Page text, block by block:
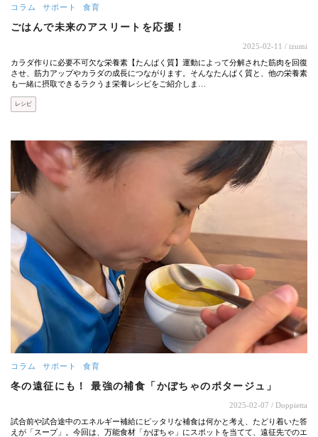
コラム サポート 食育
ごはんで未来のアスリートを応援！
2025-02-11 / izumi
カラダ作りに必要不可欠な栄養素【たんぱく質】運動によって分解された筋肉を回復
させ、筋力アップやカラダの成長につながります。そんなたんぱく質と、他の栄養素
も一緒に摂取できるラクうま栄養レシピをご紹介しま…
レシピ
コラム サポート 食育
冬の遠征にも！ 最強の補食「かぼちゃのポタージュ」
2025-02-07 / Doppietta
試合前や試合途中のエネルギー補給にピッタリな補食は何かと考え、たどり着いた答
えが「スープ」。今回は、万能食材「かぼちゃ」にスポットを当てて、遠征先でのエ